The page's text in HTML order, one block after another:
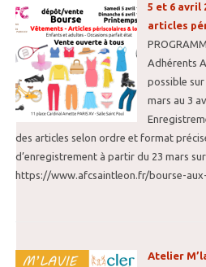
5 et 6 avril
articles
Adhérents
possible
mars au 3
des articles selon ordre et format
d’enregistrement à partir du 23 mars sur
https://www.afcsaintleon.fr/bourse-
Atelier